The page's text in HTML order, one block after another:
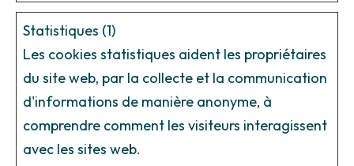
Statistiques (1)
Les cookies statistiques aident les propriétaires
du site web, par la collecte et la communication
d'informations de manière anonyme, à
comprendre comment les visiteurs interagissent
avec les sites web.